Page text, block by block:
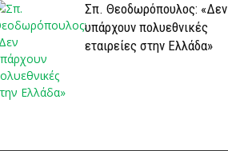
Σπ. Θεοδωρόπουλος: «Δεν
υπάρχουν πολυεθνικές
εταιρείες στην Ελλάδα»